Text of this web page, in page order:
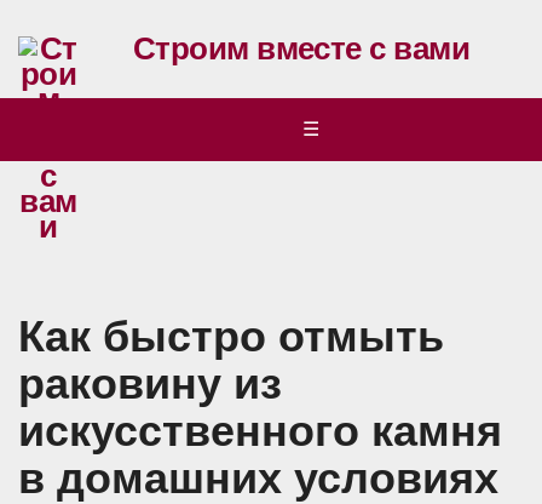
Строим вместе с вами
☰
Как быстро отмыть
раковину из
искусственного камня
в домашних условиях